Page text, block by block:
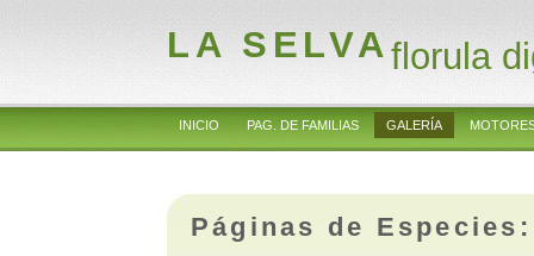
LA SELVAflorula
INICIO PAG. DE FAMILIAS GALERÍA
Páginas de